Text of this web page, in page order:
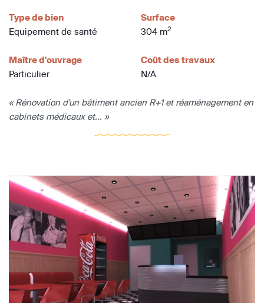
Type de bien
Equipement de santé
Surface
304 m2
Maître d'ouvrage
Particulier
Coût des travaux
N/A
« Rénovation d'un bâtiment ancien R+1 et réaménagement en
cabinets médicaux et... »